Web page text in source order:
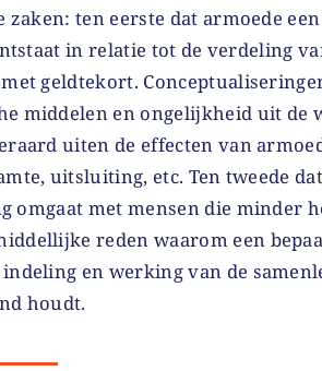
ten eerste dat armoede een
in relatie tot de verdeling
geldtekort.
middelen en ongelijkheid uit de
uiten de effecten van
uitsluiting, etc. Ten tweede
omgaat met mensen die minder
reden waarom een
en werking van de
houdt.